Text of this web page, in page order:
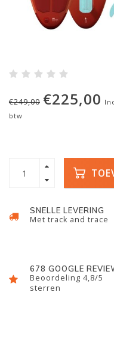
€249,00 €225,00
btw
SNELLE LEVERING
Met track and trace
678 GOOGLE
Beoordeling 4,8/5
sterren